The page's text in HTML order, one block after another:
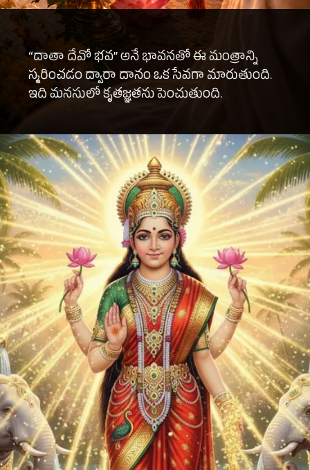
“దాతా దేవో భవ” అనే భావనతో ఈ మంత్రాన్ని
స్మరించడం ద్వారా దానం ఒక సేవగా మారుతుంది.
ఇది మనసులో కృతజ్ఞతను పెంచుతుంది.